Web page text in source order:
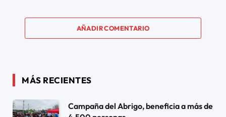
AÑADIR COMENTARIO
MÁS RECIENTES
Campaña del Abrigo, beneficia a más de